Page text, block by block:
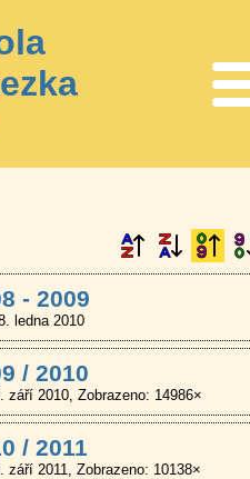
- 2009
ledna 2010
/ 2010
září 2010 Zobrazeno: 14986×
/ 2011
září 2011 Zobrazeno: 10138×